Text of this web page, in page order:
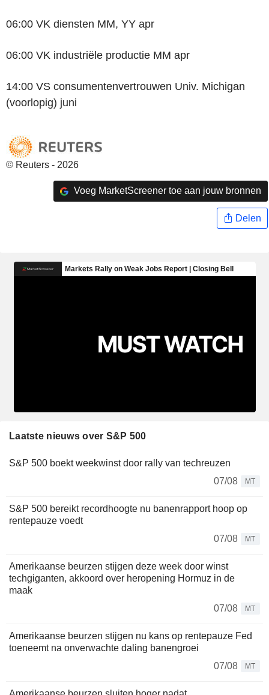
06:00 VK diensten MM, YY apr
06:00 VK industriële productie MM apr
14:00 VS consumentenvertrouwen Univ. Michigan
(voorlopig) juni
© Reuters - 2026
Voeg MarketScreener toe aan jouw bronnen
Delen
Laatste nieuws over S&P 500
S&P 500 boekt weekwinst door rally van techreuzen
07/08
MT
S&P 500 bereikt recordhoogte nu banenrapport hoop op
rentepauze voedt
07/08
MT
Amerikaanse beurzen stijgen deze week door winst
techgiganten, akkoord over heropening Hormuz in de
maak
07/08
MT
Amerikaanse beurzen stijgen nu kans op rentepauze Fed
toeneemt na onverwachte daling banengroei
07/08
MT